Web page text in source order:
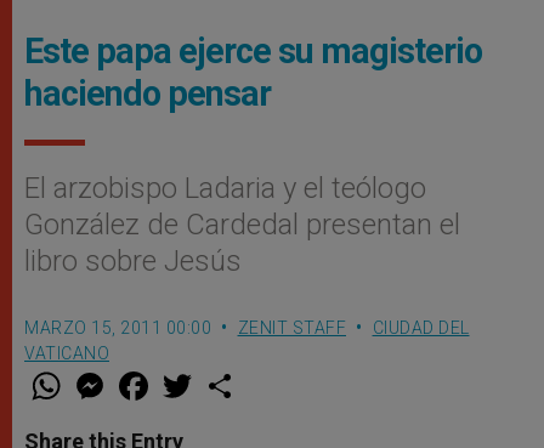
Este papa ejerce su magisterio
haciendo pensar
El arzobispo Ladaria y el teólogo
González de Cardedal presentan el
libro sobre Jesús
MARZO 15, 2011 00:00 ZENIT STAFF
CIUDAD DEL
VATICANO
W
t
M
e
s
F
a
e
w
Share this Entry